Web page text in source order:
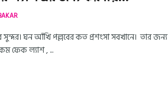
ঘন আঁখি পল্লবের কত প্রশংসা সবখানে। তার জন্য
ফেক ল্যাশ , ...